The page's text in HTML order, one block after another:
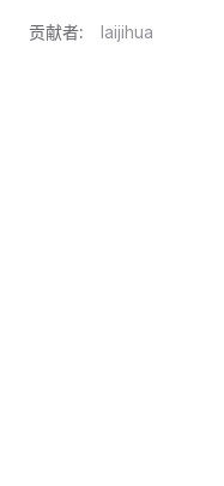
贡献者: laijihua